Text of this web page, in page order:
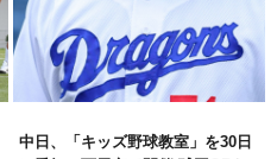
中日、「キッズ野球教室」を30日